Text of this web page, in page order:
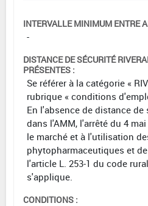
INTERVALLE MINIMUM ENTRE
-
DISTANCE DE SÉCURITÉ
PRÉSENTES :
Se référer à la catégorie «
rubrique « conditions
En l'absence de distance
dans l'AMM, l'arrêté du 4
le marché et à l'utilisation
phytopharmaceutiques et
l'article L. 253-1 du code
s'applique.
CONDITIONS :